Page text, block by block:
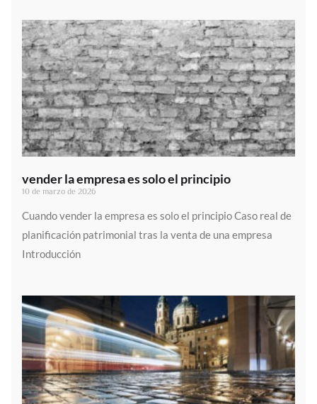
vender la empresa es solo el principio
10 de marzo de 2026
Cuando vender la empresa es solo el principio Caso real de
planificación patrimonial tras la venta de una empresa
Introducción